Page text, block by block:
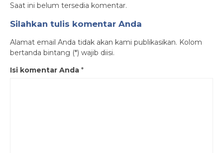
Saat ini belum tersedia komentar.
Silahkan tulis komentar Anda
Alamat email Anda tidak akan kami publikasikan. Kolom
bertanda bintang (*) wajib diisi.
Isi komentar Anda *